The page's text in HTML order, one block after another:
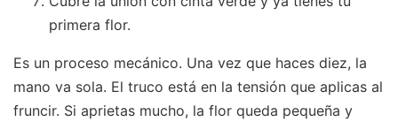
primera flor.
Es un proceso mecánico. Una vez que haces diez, la
mano va sola. El truco está en la tensión que aplicas al
fruncir. Si aprietas mucho, la flor queda pequeña y